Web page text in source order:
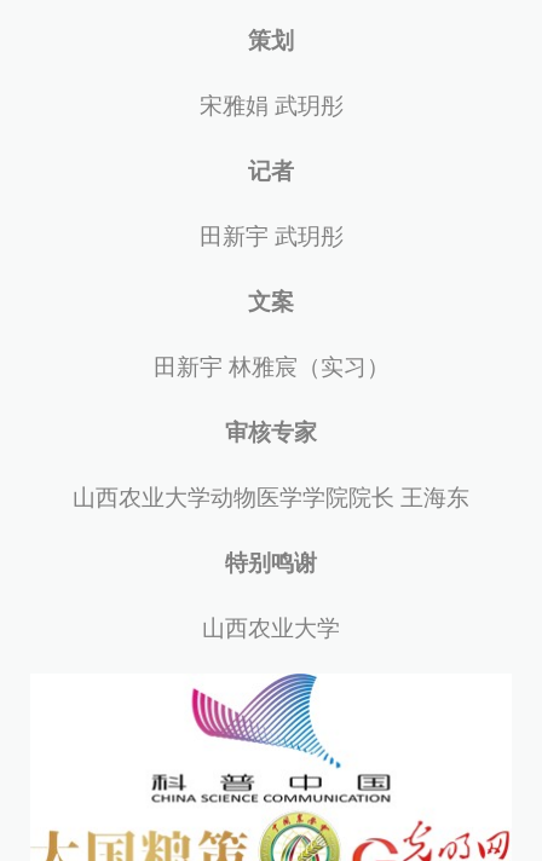
策划
宋雅娟 武玥彤
记者
田新宇 武玥彤
文案
田新宇 林雅宸（实习）
审核专家
山西农业大学动物医学学院院长 王海东
特别鸣谢
山西农业大学